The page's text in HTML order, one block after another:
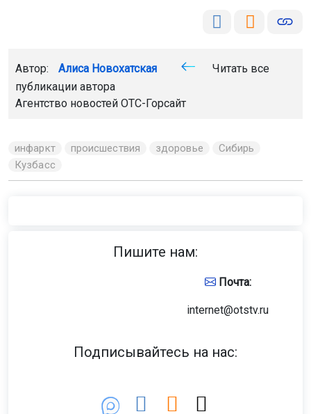
Автор: Алиса Новохатская
Читать все
публикации автора
Агентство новостей ОТС-Горсайт
инфаркт происшествия здоровье
Сибирь
Кузбасс
Пишите нам:
Почта:
internet@otstv.ru
Подписывайтесь на нас: